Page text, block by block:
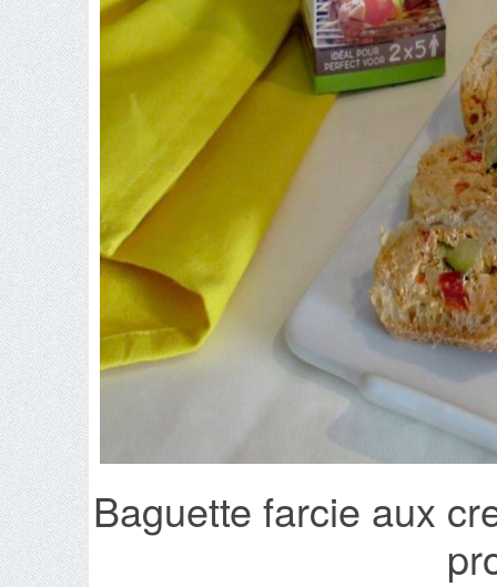
Baguette farcie aux